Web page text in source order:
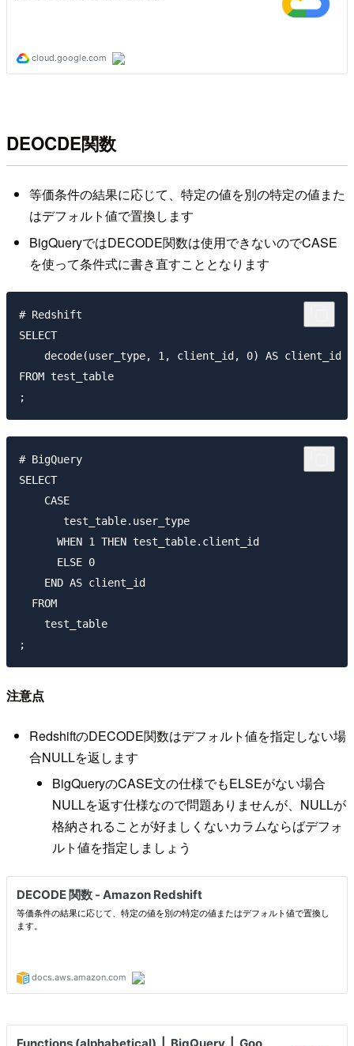
DEOCDE関数
等価条件の結果に応じて、特定の値を別の特定の値また
はデフォルト値で置換します
BigQueryではDECODE関数は使用できないのでCASE
を使って条件式に書き直すこととなります
# Redshift
SELECT
    decode(user_type, 1, client_id, 0) AS client_id
FROM test_table
# BigQuery
SELECT
    CASE
       test_table.user_type
      WHEN 1 THEN test_table.client_id
      ELSE 0
    END AS client_id
  FROM
    test_table
注意点
RedshiftのDECODE関数はデフォルト値を指定しない場
合NULLを返します
BigQueryのCASE文の仕様でもELSEがない場合
NULLを返す仕様なので問題ありませんが、NULLが
格納されることが好ましくないカラムならばデフォ
ルト値を指定しましょう